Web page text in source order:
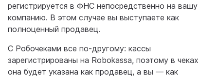
регистрируется в ФНС непосредственно на вашу
компанию. В этом случае вы выступаете как
полноценный продавец.
С Робочеками все по-другому: кассы
зарегистрированы на Robokassa, поэтому в чеках
она будет указана как продавец, а вы — как